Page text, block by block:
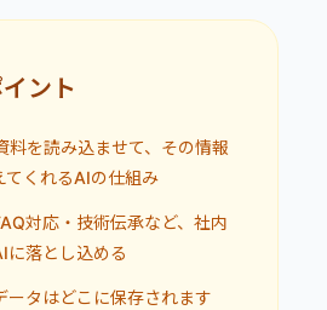
ント
料を読み込ませて、その情報
てくれるAIの仕組み
対応・技術伝承など、社内
に落とし込める
ータはどこに保存されます